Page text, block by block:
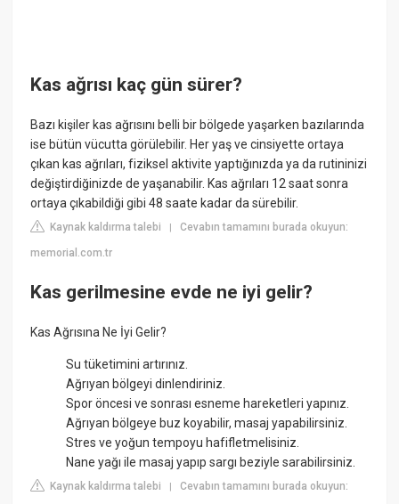
Kas ağrısı kaç gün sürer?
Bazı kişiler kas ağrısını belli bir bölgede yaşarken bazılarında
ise bütün vücutta görülebilir. Her yaş ve cinsiyette ortaya
çıkan kas ağrıları, fiziksel aktivite yaptığınızda ya da rutininizi
değiştirdiğinizde de yaşanabilir. Kas ağrıları 12 saat sonra
ortaya çıkabildiği gibi 48 saate kadar da sürebilir.
Kaynak kaldırma talebi |Cevabın tamamını burada okuyun:
memorial.com.tr
Kas gerilmesine evde ne iyi gelir?
Kas Ağrısına Ne İyi Gelir?
Su tüketimini artırınız.
Ağrıyan bölgeyi dinlendiriniz.
Spor öncesi ve sonrası esneme hareketleri yapınız.
Ağrıyan bölgeye buz koyabilir, masaj yapabilirsiniz.
Stres ve yoğun tempoyu hafifletmelisiniz.
Nane yağı ile masaj yapıp sargı beziyle sarabilirsiniz.
Kaynak kaldırma talebi |Cevabın tamamını burada okuyun: